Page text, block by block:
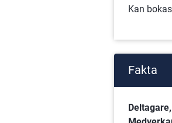
Kan
Fakta